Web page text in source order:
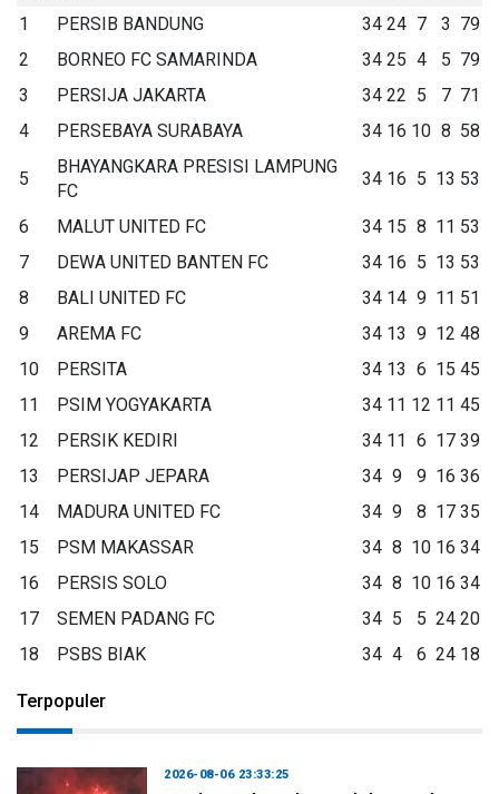
1
PERSIB BANDUNG 34 24 7 3 79
2
BORNEO FC SAMARINDA 34 25 4 5 79
3
PERSIJA JAKARTA 34 22 5 7 71
4
PERSEBAYA SURABAYA 34 16 10 8 58
5
BHAYANGKARA PRESISI LAMPUNG
FC
34 16 5 13 53
6 MALUT UNITED FC 34 15 8 11 53
7
DEWA UNITED BANTEN FC 34 16 5 13 53
8
BALI UNITED FC 34 14 9 11 51
9
AREMA FC 34 13 9 12 48
10
PERSITA 34 13 6 15 45
11
PSIM YOGYAKARTA 34 11 12 11 45
12
PERSIK KEDIRI 34 11 6 17 39
13
PERSIJAP JEPARA 34 9 9 16 36
14
MADURA UNITED FC 34 9 8 17 35
15
PSM MAKASSAR 34 8 10 16 34
16
PERSIS SOLO 34 8 10 16 34
17
SEMEN PADANG FC 34 5 5 24 20
18
PSBS BIAK 34 4 6 24 18
Terpopuler
2026-08-06 23:33:25